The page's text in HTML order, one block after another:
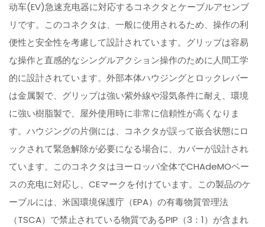
动车(EV)急速充电器に対応するコネクタとケーブルアセンブ
リです。このコネクタは、一般に使用されるため、操作の利
便性と安全性を考慮して設計されています。グリップは容易
な操作と直感的なシングルアクション操作のために人間工学
的に設計されています。外部本体ハウジングとロックレバー
は金属製で、グリップは強い紫外線や湿気条件に耐え、環境
に強い樹脂製で、屋外使用時に非常に信頼性が高くなりま
す。ハウジングの片側には、コネクタが誤って嵌合状態にロ
ックされて緊急解除が必要になる場合に、カバーが設計され
ています。このコネクタはヨーロッパ全体でCHAdeMOベー
スの充电に対応し、CEマークを付けています。この製品のケ
ーブルには、米国環境保護庁（EPA）の有毒物質管理法
（TSCA）で禁止されている物質であるPIP（3：1）が含まれ